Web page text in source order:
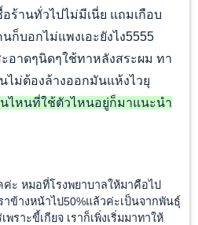
ร้านทั่วไปไม่มีเนี่ย แถมเกือบ
ก็บอกไม่แพงเอะยังไง5555
อาดๆนิดๆใช้ทาหลังสระผม ทา
ไม่ต้องล้างออกมันแห้งไวยุ
ไหนที่ใช้ตัวไหนอยู่ก็มาแนะนำ
ะ หมอที่โรงพยาบาลให้มาคือไป
าข้างหน้าไป50%แล้วค่ะเป็นจากพันธุ์
ราะขี้เกียจ เราก็เพิ่งเริ่มมาทาให้